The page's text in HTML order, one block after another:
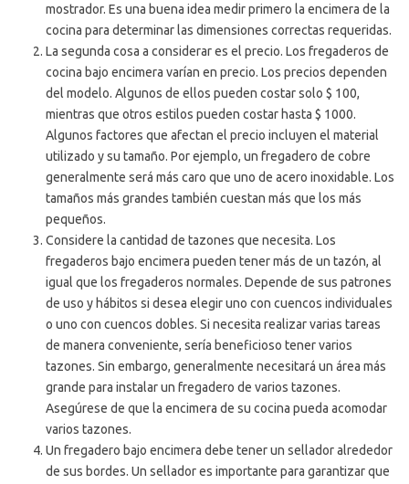
mostrador. Es una buena idea medir primero la encimera de la
cocina para determinar las dimensiones correctas requeridas.
La segunda cosa a considerar es el precio. Los fregaderos de
cocina bajo encimera varían en precio. Los precios dependen
del modelo. Algunos de ellos pueden costar solo $ 100,
mientras que otros estilos pueden costar hasta $ 1000.
Algunos factores que afectan el precio incluyen el material
utilizado y su tamaño. Por ejemplo, un fregadero de cobre
generalmente será más caro que uno de acero inoxidable. Los
tamaños más grandes también cuestan más que los más
pequeños.
Considere la cantidad de tazones que necesita. Los
fregaderos bajo encimera pueden tener más de un tazón, al
igual que los fregaderos normales. Depende de sus patrones
de uso y hábitos si desea elegir uno con cuencos individuales
o uno con cuencos dobles. Si necesita realizar varias tareas
de manera conveniente, sería beneficioso tener varios
tazones. Sin embargo, generalmente necesitará un área más
grande para instalar un fregadero de varios tazones.
Asegúrese de que la encimera de su cocina pueda acomodar
varios tazones.
Un fregadero bajo encimera debe tener un sellador alrededor
de sus bordes. Un sellador es importante para garantizar que